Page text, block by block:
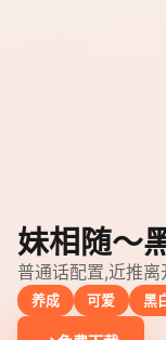
妹相随～
普通话配置,近推
养成 可爱 黑